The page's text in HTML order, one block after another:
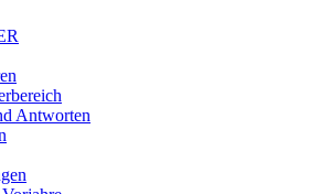
Antworten